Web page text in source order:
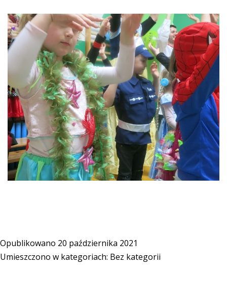
Opublikowano 20 października 2021
Umieszczono w kategoriach: Bez kategorii